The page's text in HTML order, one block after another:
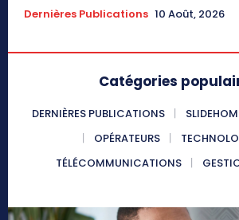
Dernières Publications 10 Août, 2026
Catégories
DERNIÈRES PUBLICATIONS
OPÉRATEURS
TÉLÉCOMMUNICATIONS